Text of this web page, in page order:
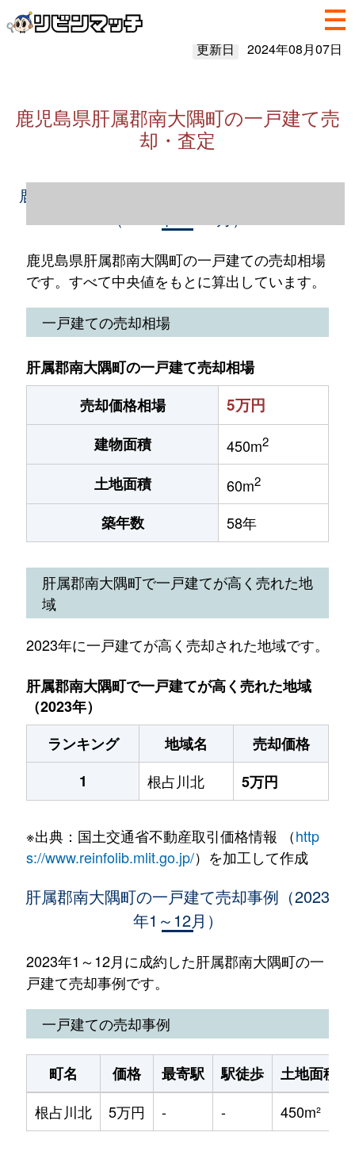
更新日 2024年08月07日
鹿児島県肝属郡南大隅町の一戸建て売
却・査定
鹿児島県肝属郡南大隅町の一戸建て売却情報
鹿児島県肝属郡南大隅町の一戸建ての売却相場
です。すべて中央値をもとに算出しています。
一戸建ての売却相場
肝属郡南大隅町の一戸建て売却相場
売却価格相場
5万円
建物面積 450m2
土地面積 60m2
築年数 58年
肝属郡南大隅町で一戸建てが高く売れた地
域
2023年に一戸建てが高く売却された地域です。
肝属郡南大隅町で一戸建てが高く売れた地域
（2023年）
ランキング
地域名
売却価格
1
根占川北 5万円
※出典：国土交通省不動産取引価格情報 （http
s://www.reinfolib.mlit.go.jp/）を加工して作成
肝属郡南大隅町の一戸建て売却事例（2023
年1～12月）
2023年1～12月に成約した肝属郡南大隅町の一
戸建て売却事例です。
一戸建ての売却事例
町名 価格 最寄駅 駅徒歩 土地面積
根占川北
5万円 - - 450m²